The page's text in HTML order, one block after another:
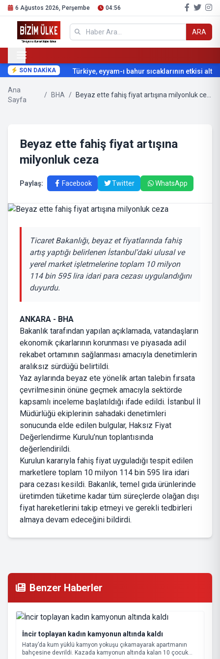
6 Ağustos 2026, Perşembe 04:56
ARA
SON DAKİKA Türkiye, eyyam-ı bahur sıcaklarının etkisi
Ana
Sayfa
/ BHA /
Beyaz ette fahiş fiyat artışına
milyonluk ceza
Paylaş: Facebook Twitter WhatsApp
Ticaret Bakanlığı, beyaz et fiyatlarında fahiş
artış yaptığı belirlenen İstanbul’daki ulusal ve
yerel market işletmelerine toplam 10 milyon
114 bin 595 lira idari para cezası uygulandığını
duyurdu.
ANKARA - BHA
Bakanlık tarafından yapılan açıklamada, vatandaşların
ekonomik çıkarlarının korunması ve piyasada adil
rekabet ortamının sağlanması amacıyla denetimlerin
aralıksız sürdüğü belirtildi.
Yaz aylarında beyaz ete yönelik artan talebin fırsata
çevrilmesinin önüne geçmek amacıyla sektörde
kapsamlı inceleme başlatıldığı ifade edildi. İstanbul İl
Müdürlüğü ekiplerinin sahadaki denetimleri
sonucunda elde edilen bulgular, Haksız Fiyat
Değerlendirme Kurulu’nun toplantısında
değerlendirildi.
Kurulun kararıyla fahiş fiyat uyguladığı tespit edilen
marketlere toplam 10 milyon 114 bin 595 lira idari
para cezası kesildi. Bakanlık, temel gıda ürünlerinde
üretimden tüketime kadar tüm süreçlerde olağan dışı
fiyat hareketlerini takip etmeyi ve gerekli tedbirleri
almaya devam edeceğini bildirdi.
Benzer Haberler
İncir toplayan kadın kamyonun altında kaldı
Hatay’da kum yüklü kamyon yokuşu çıkamayarak apartmanın
bahçesine devrildi. Kazada kamyonun altında kalan 10 çocuk